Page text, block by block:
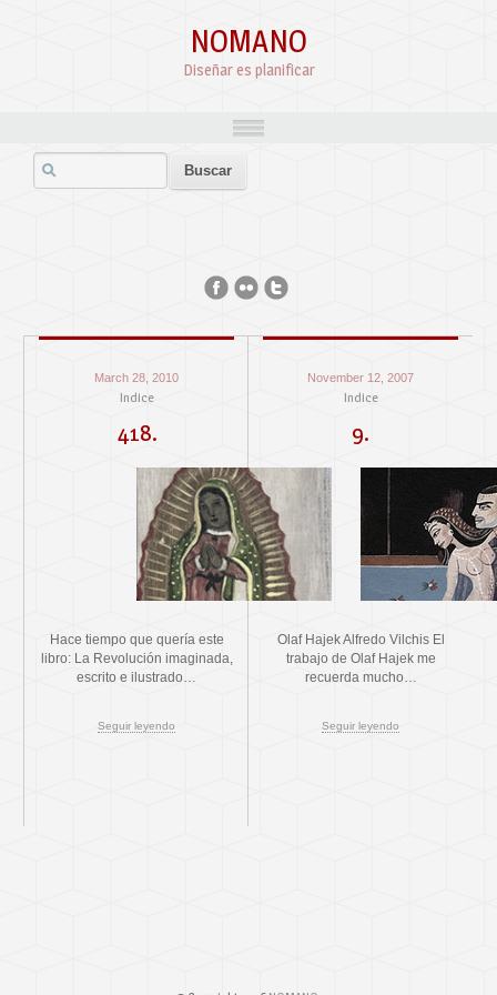
NOMANO
Diseñar es planificar
March 28, 2010
Indice
418.
Hace tiempo que quería este
libro: La Revolución imaginada,
escrito e ilustrado…
Seguir leyendo
November 12, 2007
Indice
9.
Olaf Hajek Alfredo Vilchis El
trabajo de Olaf Hajek me
recuerda mucho…
Seguir leyendo